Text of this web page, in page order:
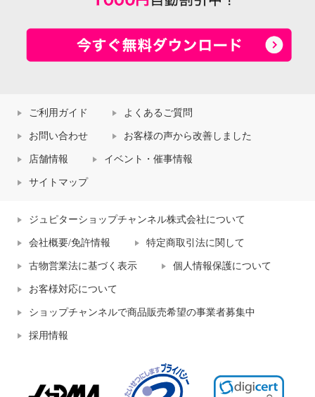
ご利用ガイド よくあるご質問
お問い合わせ お客様の声から改善しました
店舗情報 イベント・催事情報
サイトマップ
ジュピターショップチャンネル株式会社について
会社概要/免許情報 特定商取引法に関して
古物営業法に基づく表示 個人情報保護について
お客様対応について
ショップチャンネルで商品販売希望の事業者募集中
採用情報